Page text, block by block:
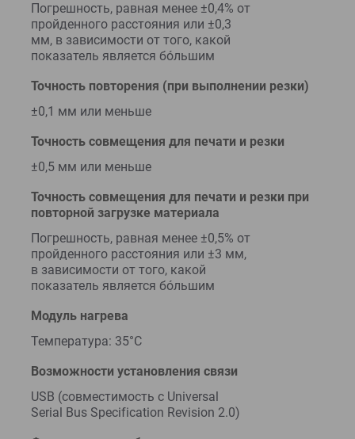
Погрешность, равная менее ±0,4% от
пройденного расстояния или ±0,3
мм, в зависимости от того, какой
показатель является бóльшим
Точность повторения (при выполнении резки)
±0,1 мм или меньше
Точность совмещения для печати и резки
±0,5 мм или меньше
Точность совмещения для печати и резки при
повторной загрузке материала
Погрешность, равная менее ±0,5% от
пройденного расстояния или ±3 мм,
в зависимости от того, какой
показатель является бóльшим
Модуль нагрева
Температура: 35°C
Возможности установления связи
USB (совместимость с Universal
Serial Bus Specification Revision 2.0)